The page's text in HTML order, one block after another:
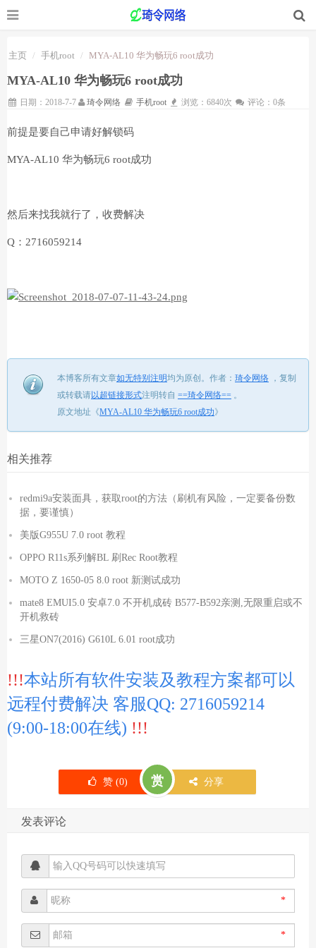
主页 手机root MYA-AL10 华为畅玩6 root成功
MYA-AL10 华为畅玩6 root成功
日期：2018-7-7 琦令网络 手机root 浏览：6840次 评论：0条
前提是要自己申请好解锁码
MYA-AL10 华为畅玩6 root成功
然后来找我就行了，收费解决
Q：2716059214
本博客所有文章如无特别注明均为原创。 作者： 琦令网络 ， 复制
或转载请以超链接形式注明转自 ==琦令网络== 。
原文地址《MYA-AL10 华为畅玩6 root成功》
相关推荐
redmi9a安装面具，获取root的方法（刷机有风险，一定要备份数
据，要谨慎）
美版G955U 7.0 root 教程
OPPO R11s系列解BL 刷Rec Root教程
MOTO Z 1650-05 8.0 root 新测试成功
mate8 EMUI5.0 安卓7.0 不开机成砖 B577-B592亲测,无限重启或不
开机救砖
三星ON7(2016) G610L 6.01 root成功
!!!本站所有软件安装及教程方案都可以
远程付费解决 客服QQ: 2716059214
(9:00-18:00在线) !!!
赞 (0) 赏 分享
发表评论
*
*